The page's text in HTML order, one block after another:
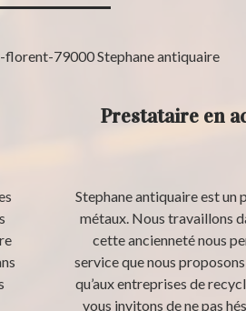
Prestataire en
Stephane antiquaire est
métaux. Nous travaillons
cette ancienneté nous
service que nous
qu’aux entreprises de
vous invitons de ne pas